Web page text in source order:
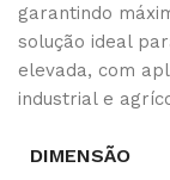
garantindo
solução ideal
elevada, com
industrial e
DIMENSÃO